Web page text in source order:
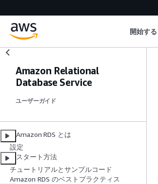
開始する
Amazon Relational
Database Service
ユーザーガイド
Amazon RDS とは
設定
スタート方法
チュートリアルとサンプルコード
Amazon RDS のベストプラクティス